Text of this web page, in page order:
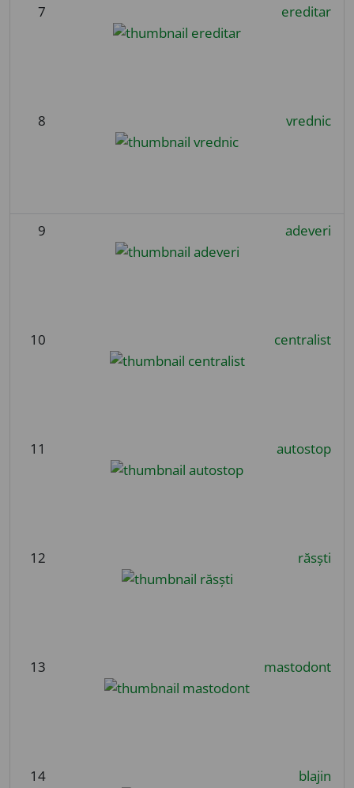
7 ereditar
8 vrednic
9 adeveri
10 centralist
11 autostop
12 răsști
13 mastodont
14 blajin